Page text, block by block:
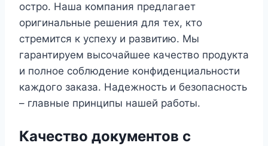
остро. Наша компания предлагает
оригинальные решения для тех, кто
стремится к успеху и развитию. Мы
гарантируем высочайшее качество продукта
и полное соблюдение конфиденциальности
каждого заказа. Надежность и безопасность
– главные принципы нашей работы.
Качество документов с